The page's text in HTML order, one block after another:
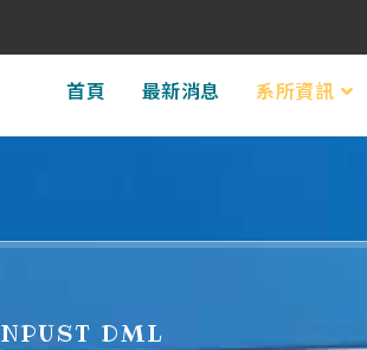
首頁 最新消息 系所資訊
NPUST DML